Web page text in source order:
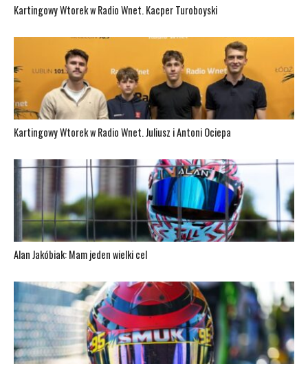
Kartingowy Wtorek w Radio Wnet. Kacper Turoboyski
Kartingowy Wtorek w Radio Wnet. Juliusz i Antoni Ociepa
Alan Jakóbiak: Mam jeden wielki cel